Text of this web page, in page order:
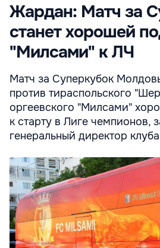
Жардан: Матч за
станет хорошей
"Милсами" к ЛЧ
Матч за Суперкубок
против тираспольского
оргеевского "Милсами"
к старту в Лиге чемпионов,
генеральный директор